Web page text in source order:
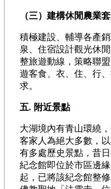
（三）建構休閒農業
積極建設、輔導各產
泉、住宿設計觀光休
整旅遊動線，策略聯
遊客食、衣、住、行
求。
五. 附近景點
大湖境內有青山環繞
客家人為絕大多數，
有多處歷史景點，昔
紀念館即位於市區邊
起，已將該紀念館整